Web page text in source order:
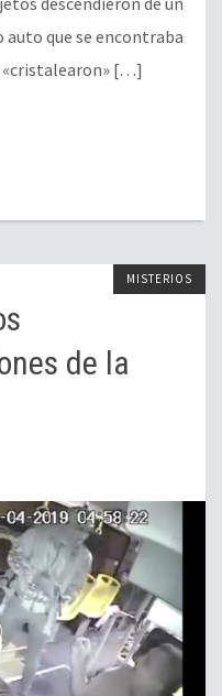
que se encontraba
[…]
MISTERIOS
de la